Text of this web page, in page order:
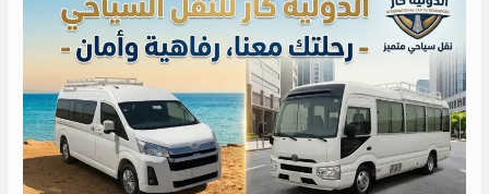
مكيفه
الى
دهب